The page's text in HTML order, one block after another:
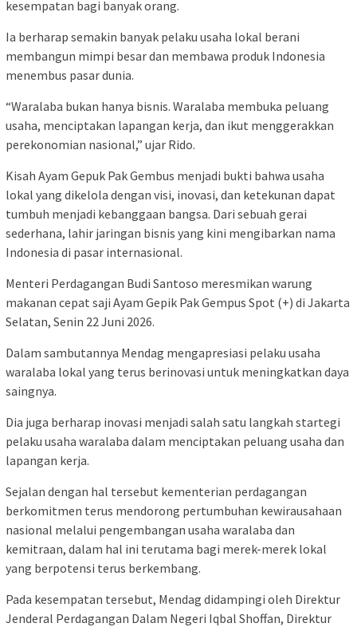
kesempatan bagi banyak orang.
Ia berharap semakin banyak pelaku usaha lokal berani
membangun mimpi besar dan membawa produk Indonesia
menembus pasar dunia.
“Waralaba bukan hanya bisnis. Waralaba membuka peluang
usaha, menciptakan lapangan kerja, dan ikut menggerakkan
perekonomian nasional,” ujar Rido.
Kisah Ayam Gepuk Pak Gembus menjadi bukti bahwa usaha
lokal yang dikelola dengan visi, inovasi, dan ketekunan dapat
tumbuh menjadi kebanggaan bangsa. Dari sebuah gerai
sederhana, lahir jaringan bisnis yang kini mengibarkan nama
Indonesia di pasar internasional.
Menteri Perdagangan Budi Santoso meresmikan warung
makanan cepat saji Ayam Gepik Pak Gempus Spot (+) di Jakarta
Selatan, Senin 22 Juni 2026.
Dalam sambutannya Mendag mengapresiasi pelaku usaha
waralaba lokal yang terus berinovasi untuk meningkatkan daya
saingnya.
Dia juga berharap inovasi menjadi salah satu langkah startegi
pelaku usaha waralaba dalam menciptakan peluang usaha dan
lapangan kerja.
Sejalan dengan hal tersebut kementerian perdagangan
berkomitmen terus mendorong pertumbuhan kewirausahaan
nasional melalui pengembangan usaha waralaba dan
kemitraan, dalam hal ini terutama bagi merek-merek lokal
yang berpotensi terus berkembang.
Pada kesempatan tersebut, Mendag didampingi oleh Direktur
Jenderal Perdagangan Dalam Negeri Iqbal Shoffan, Direktur